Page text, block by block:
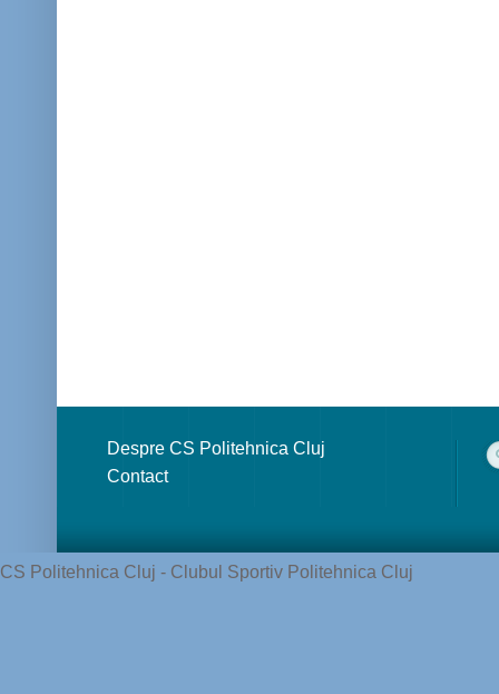
Despre CS Politehnica Cluj
Contact
CS Politehnica Cluj - Clubul Sportiv Politehnica Cluj